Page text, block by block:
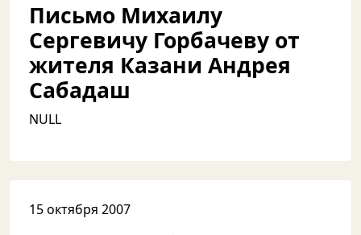
Письмо Михаилу
Сергевичу Горбачеву от
жителя Казани Андрея
Сабадаш
NULL
15 октября 2007